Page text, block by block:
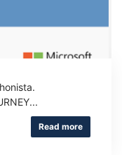
Read more